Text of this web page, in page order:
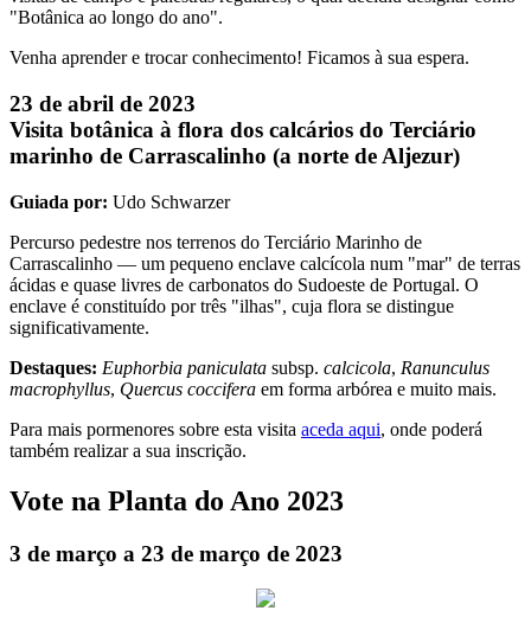
"Botânica ao longo do ano".
Venha aprender e trocar conhecimento! Ficamos à sua espera.
23 de abril de 2023
Visita botânica à flora dos calcários do Terciário
marinho de Carrascalinho (a norte de Aljezur)
Guiada por: Udo Schwarzer
Percurso pedestre nos terrenos do Terciário Marinho de
Carrascalinho — um pequeno enclave calcícola num "mar" de terras
ácidas e quase livres de carbonatos do Sudoeste de Portugal. O
enclave é constituído por três "ilhas", cuja flora se distingue
significativamente.
Destaques: Euphorbia paniculata subsp. calcicola, Ranunculus
macrophyllus, Quercus coccifera em forma arbórea e muito mais.
Para mais pormenores sobre esta visita aceda aqui, onde poderá
também realizar a sua inscrição.
Vote na Planta do Ano 2023
3 de março a 23 de março de 2023